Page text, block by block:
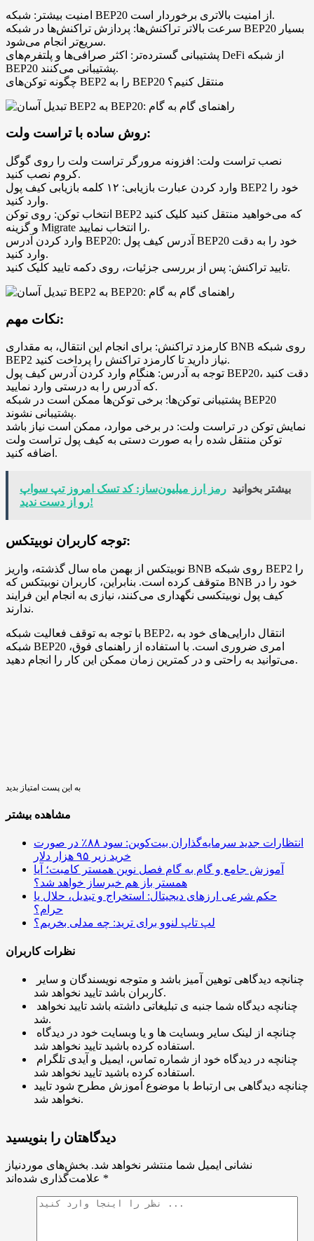
امنیت بیشتر: شبکه BEP20 از امنیت بالاتری برخوردار است.
سرعت بالاتر تراکنش‌ها: پردازش تراکنش‌ها در شبکه BEP20 بسیار
سریع‌تر انجام می‌شود.
پشتیبانی گسترده‌تر: اکثر صرافی‌ها و پلتفرم‌های DeFi از شبکه
BEP20 پشتیبانی می‌کنند.
چگونه توکن‌های BEP2 را به BEP20 منتقل کنیم؟
روش ساده با تراست ولت:
نصب تراست ولت: افزونه مرورگر تراست ولت را روی گوگل
کروم نصب کنید.
وارد کردن عبارت بازیابی: ۱۲ کلمه بازیابی کیف پول BEP2 خود را
وارد کنید.
انتخاب توکن: روی توکن BEP2 که می‌خواهید منتقل کنید کلیک کنید
و گزینه Migrate را انتخاب نمایید.
وارد کردن آدرس BEP20: آدرس کیف پول BEP20 خود را به دقت
وارد کنید.
تایید تراکنش: پس از بررسی جزئیات، روی دکمه تایید کلیک کنید.
نکات مهم:
کارمزد تراکنش: برای انجام این انتقال، به مقداری BNB روی شبکه
BEP2 نیاز دارید تا کارمزد تراکنش را پرداخت کنید.
توجه به آدرس: هنگام وارد کردن آدرس کیف پول BEP20، دقت کنید
که آدرس را به درستی وارد نمایید.
پشتیبانی توکن‌ها: برخی توکن‌ها ممکن است در شبکه BEP20
پشتیبانی نشوند.
نمایش توکن در تراست ولت: در برخی موارد، ممکن است نیاز باشد
توکن منتقل شده را به صورت دستی به کیف پول تراست ولت
اضافه کنید.
بیشتر بخوانید رمز ارز میلیون‌ساز: کد تسک امروز تپ سواپ
رو از دست ندید!
توجه کاربران نوبیتکس:
نوبیتکس از بهمن ماه سال گذشته، واریز BNB روی شبکه BEP2 را
متوقف کرده است. بنابراین، کاربران نوبیتکس که BNB خود را در
کیف پول نوبیتکسی نگهداری می‌کنند، نیازی به انجام این فرایند
ندارند.
با توجه به توقف فعالیت شبکه BEP2، انتقال دارایی‌های خود به
شبکه BEP20 امری ضروری است. با استفاده از راهنمای فوق،
می‌توانید به راحتی و در کمترین زمان ممکن این کار را انجام دهید.
به این پست امتیاز بدید
مشاهده بیشتر
انتظارات جدید سرمایه‌گذاران بیت‌کوین: سود ۸۸٪ در صورت
خرید زیر ۹۵ هزار دلار
آموزش جامع و گام به گام فصل نوین همستر کامبت؛ آیا
همستر باز هم خبرساز خواهد شد؟
حکم شرعی ارزهای دیجیتال: استخراج و تبدیل، حلال یا
حرام؟
لپ‌ تاپ لنوو برای ترید: چه مدلی بخریم؟
نظرات کاربران
کاربران باشد تایید نخواهد شد.
شد.
استفاده کرده باشید تایید نخواهد شد.
استفاده کرده باشید تایید نخواهد شد.
چنانچه دیدگاهی بی ارتباط با موضوع آموزش مطرح شود تایید
نخواهد شد.
دیدگاهتان را بنویسید
نشانی ایمیل شما منتشر نخواهد شد. بخش‌های موردنیاز
*